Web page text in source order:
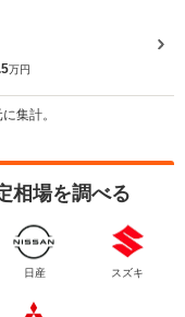
万円
集計。
相場を調べる
日産 スズキ